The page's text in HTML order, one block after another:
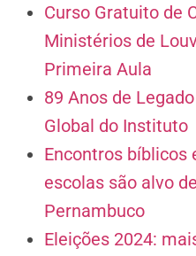
Curso Gratuito de
Ministérios de
Primeira Aula
89 Anos de
Global do
Encontros bíblicos
escolas são alvo
Pernambuco
Eleições 2024: